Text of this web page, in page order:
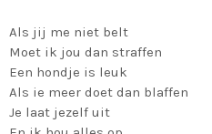
Als jij me niet belt
Moet ik jou dan straffen
Een hondje is leuk
Als ie meer doet dan blaffen
Je laat jezelf uit